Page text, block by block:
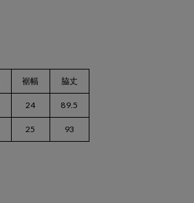
裾幅 脇丈
24 89.5
25 93